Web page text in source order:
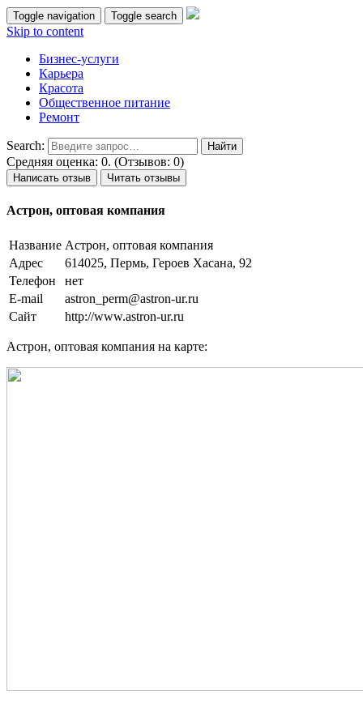
Toggle navigation Toggle search
Skip to content
Бизнес-услуги
Карьера
Красота
Общественное питание
Ремонт
Search:
Средняя оценка: 0. (Отзывов: 0)
Написать отзыв Читать отзывы
Астрон, оптовая компания
Название Астрон, оптовая компания
Адрес
614025, Пермь, Героев Хасана, 92
Телефон
нет
E-mail
astron_perm@astron-ur.ru
Сайт
http://www.astron-ur.ru
Астрон, оптовая компания на карте: